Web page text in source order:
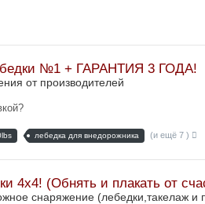
№1 + ГАРАНТИЯ 3 ГОДА!
от производителей
лебедка для внедорожника (и ещё 7 )
4х4! (Обнять и плакать от
снаряжение (лебедки,такелаж и